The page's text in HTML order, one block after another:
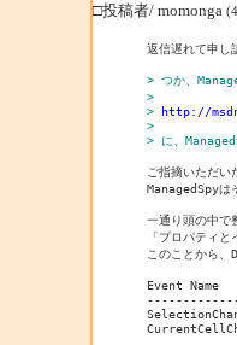
□投稿者/ momonga
返信遅れて申し
> つか、
>
> http://
>
> に、
ご指摘いただい
ManagedSpyは
一通り頭の中で
「プロパティ
このことから
Event